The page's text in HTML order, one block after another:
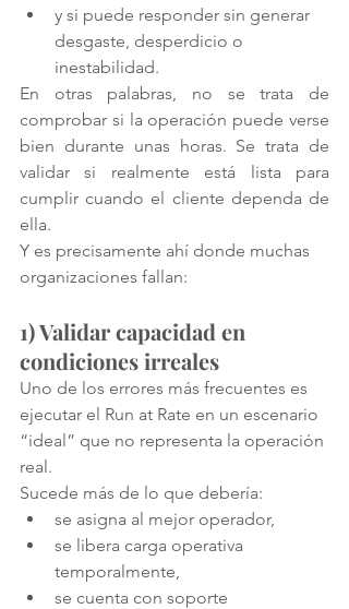
y si puede responder sin generar
desgaste, desperdicio o
inestabilidad.
En otras palabras, no se trata de
comprobar si la operación puede verse
bien durante unas horas. Se trata de
validar si realmente está lista para
cumplir cuando el cliente dependa de
ella.
Y es precisamente ahí donde muchas
organizaciones fallan:
1) Validar capacidad en
condiciones irreales
Uno de los errores más frecuentes es
ejecutar el Run at Rate en un escenario
“ideal” que no representa la operación
real.
Sucede más de lo que debería:
se asigna al mejor operador,
se libera carga operativa
temporalmente,
se cuenta con soporte